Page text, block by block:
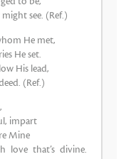
see. (Ref.)
He met,
He set.
His lead,
(Ref.)
impart
Mine
that’s divine.